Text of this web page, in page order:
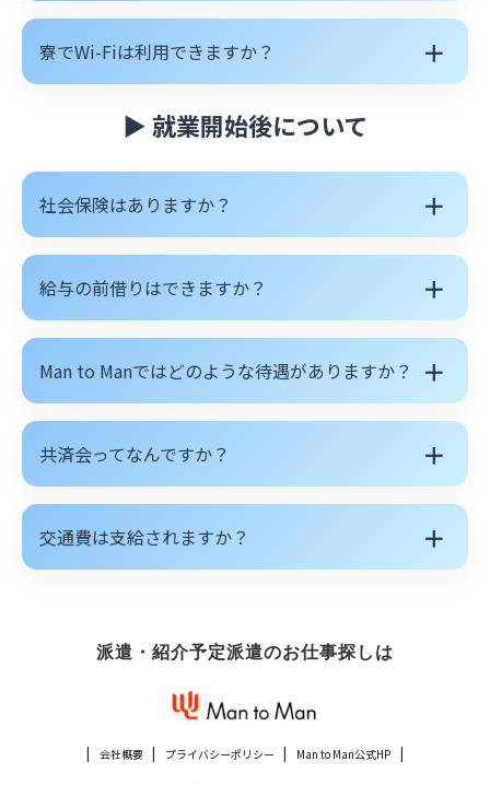
寮でWi-Fiは利用できますか？ ＋
▶ 就業開始後について
社会保険はありますか？ ＋
給与の前借りはできますか？ ＋
Man to Manではどのような待遇がありますか？ ＋
共済会ってなんですか？ ＋
交通費は支給されますか？ ＋
派遣・紹介予定派遣のお仕事探しは
会社概要 プライバシーポリシー Man to Man公式HP